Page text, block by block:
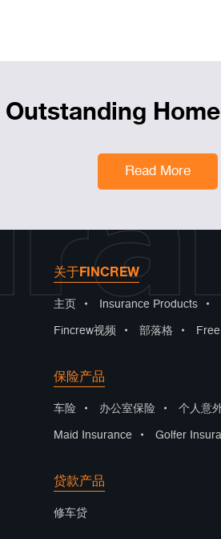
Read More
关于FINCREW
主页 • Insurance Products •
Fincrew视频 • 部落格 •
保险产品
车险 • 办公室保险 • 个人意
Maid Insurance • Golfer
贷款产品
修车贷